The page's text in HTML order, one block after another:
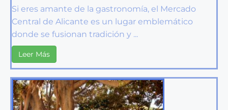
Si eres amante de la gastronomía, el Mercado
Central de Alicante es un lugar emblemático
donde se fusionan tradición y ...
Leer Más